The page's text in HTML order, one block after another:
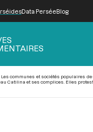
Data PerséeBlog
Les communes et sociétés populaires
Catilina et ses complices. Elles